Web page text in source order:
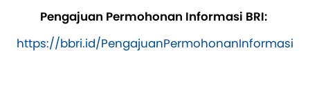
Pengajuan Permohonan Informasi BRI:
https://bbri.id/PengajuanPermohonanInformasi